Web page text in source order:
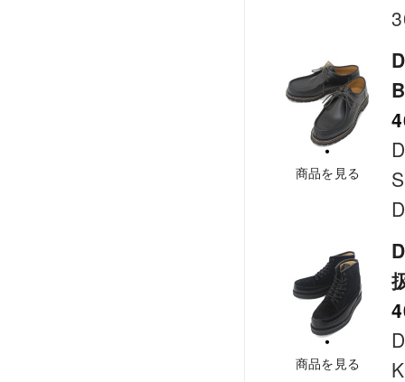
商品を見る
商品を見る